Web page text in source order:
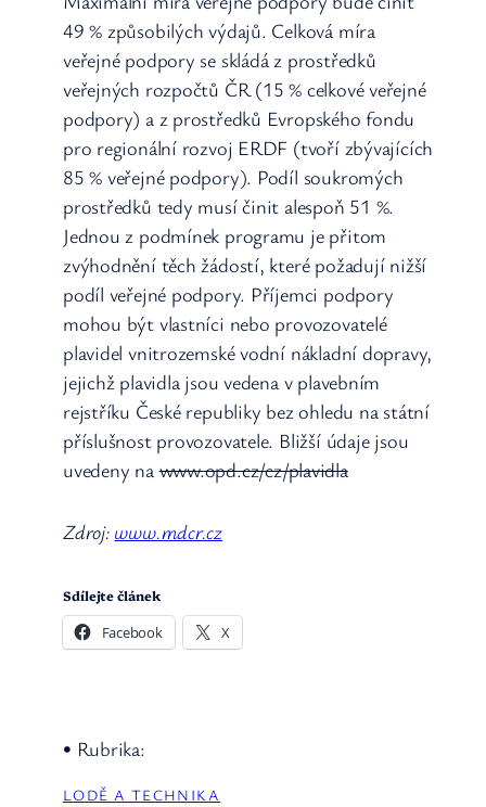
49 % způsobilých výdajů. Celková míra
veřejné podpory se skládá z prostředků
veřejných rozpočtů ČR (15 % celkové veřejné
podpory) a z prostředků Evropského fondu
pro regionální rozvoj ERDF (tvoří zbývajících
85 % veřejné podpory). Podíl soukromých
prostředků tedy musí činit alespoň 51 %.
Jednou z podmínek programu je přitom
zvýhodnění těch žádostí, které požadují nižší
podíl veřejné podpory. Příjemci podpory
mohou být vlastníci nebo provozovatelé
plavidel vnitrozemské vodní nákladní dopravy,
jejichž plavidla jsou vedena v plavebním
rejstříku České republiky bez ohledu na státní
příslušnost provozovatele. Bližší údaje jsou
uvedeny nawww.opd.cz/cz/plavidla
Zdroj: www.mdcr.cz
Sdílejte článek
Facebook X
• Rubrika:
LODĚ A TECHNIKA